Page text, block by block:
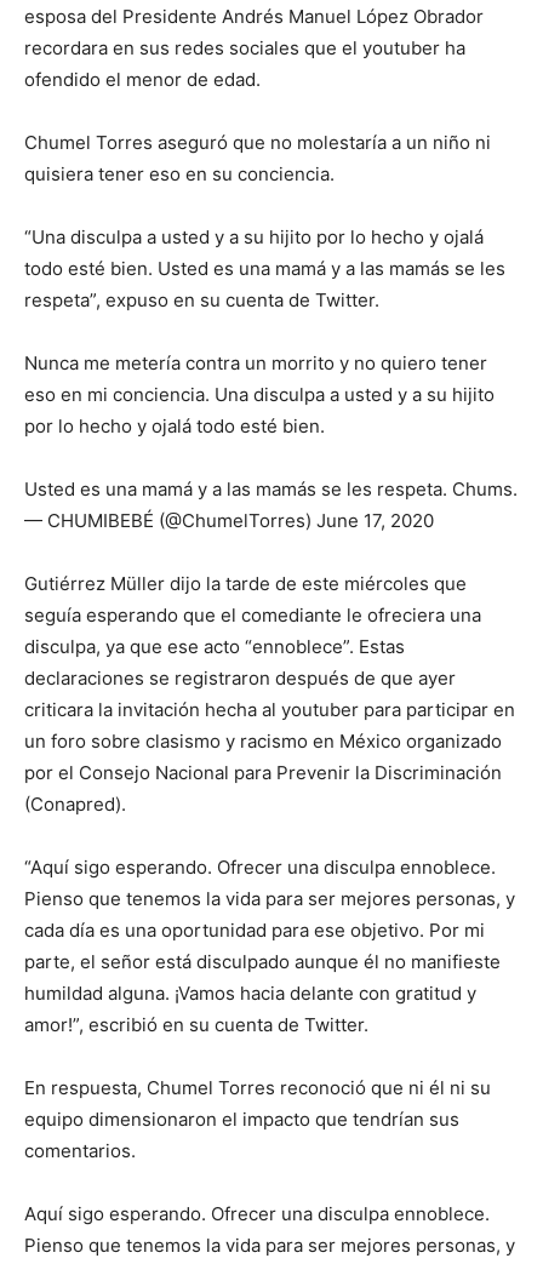
esposa del Presidente Andrés Manuel López Obrador
recordara en sus redes sociales que el youtuber ha
ofendido el menor de edad.
Chumel Torres aseguró que no molestaría a un niño ni
quisiera tener eso en su conciencia.
“Una disculpa a usted y a su hijito por lo hecho y ojalá
todo esté bien. Usted es una mamá y a las mamás se les
respeta”, expuso en su cuenta de Twitter.
Nunca me metería contra un morrito y no quiero tener
eso en mi conciencia. Una disculpa a usted y a su hijito
por lo hecho y ojalá todo esté bien.
Usted es una mamá y a las mamás se les respeta. Chums.
— CHUMIBEBÉ (@ChumelTorres) June 17, 2020
Gutiérrez Müller dijo la tarde de este miércoles que
seguía esperando que el comediante le ofreciera una
disculpa, ya que ese acto “ennoblece”. Estas
declaraciones se registraron después de que ayer
criticara la invitación hecha al youtuber para participar en
un foro sobre clasismo y racismo en México organizado
por el Consejo Nacional para Prevenir la Discriminación
(Conapred).
“Aquí sigo esperando. Ofrecer una disculpa ennoblece.
Pienso que tenemos la vida para ser mejores personas, y
cada día es una oportunidad para ese objetivo. Por mi
parte, el señor está disculpado aunque él no manifieste
humildad alguna. ¡Vamos hacia delante con gratitud y
amor!”, escribió en su cuenta de Twitter.
En respuesta, Chumel Torres reconoció que ni él ni su
equipo dimensionaron el impacto que tendrían sus
comentarios.
Aquí sigo esperando. Ofrecer una disculpa ennoblece.
Pienso que tenemos la vida para ser mejores personas, y